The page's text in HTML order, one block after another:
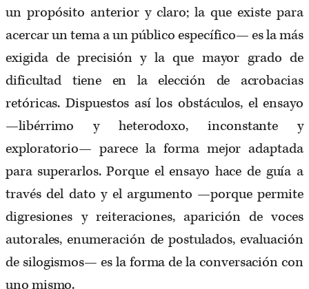
un propósito anterior y claro; la que existe para
acercar un tema a un público específico— es la más
exigida de precisión y la que mayor grado de
dificultad tiene en la elección de acrobacias
retóricas. Dispuestos así los obstáculos, el ensayo
—libérrimo y heterodoxo, inconstante y
exploratorio— parece la forma mejor adaptada
para superarlos. Porque el ensayo hace de guía a
través del dato y el argumento —porque permite
digresiones y reiteraciones, aparición de voces
autorales, enumeración de postulados, evaluación
de silogismos— es la forma de la conversación con
uno mismo.